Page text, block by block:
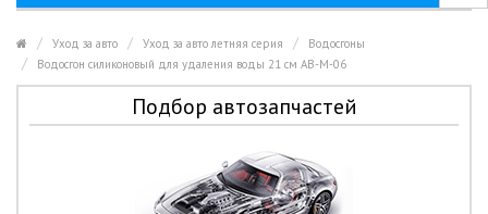
Уход за авто Уход за авто летняя серия
Водосгоны
Водосгон силиконовый для удаления воды 21 см AB-M-06
Подбор автозапчастей